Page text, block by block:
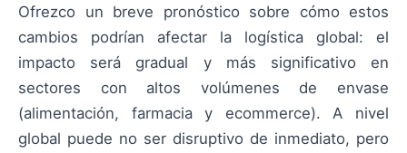
Ofrezco un breve pronóstico sobre cómo estos
cambios podrían afectar la logística global: el
impacto será gradual y más significativo en
sectores con altos volúmenes de envase
(alimentación, farmacia y ecommerce). A nivel
global puede no ser disruptivo de inmediato, pero